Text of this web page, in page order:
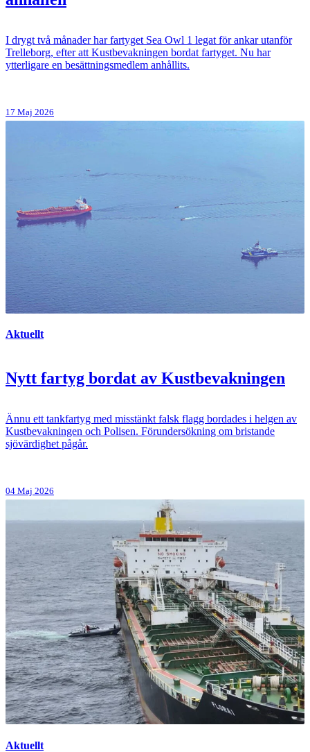
I drygt två månader har fartyget Sea Owl 1 legat för ankar utanför
Trelleborg, efter att Kustbevakningen bordat fartyget. Nu har
ytterligare en besättningsmedlem anhållits.
17 Maj 2026
Aktuellt
Nytt fartyg bordat av Kustbevakningen
Ännu ett tankfartyg med misstänkt falsk flagg bordades i helgen av
Kustbevakningen och Polisen. Förundersökning om bristande
sjövärdighet pågår.
04 Maj 2026
Aktuellt